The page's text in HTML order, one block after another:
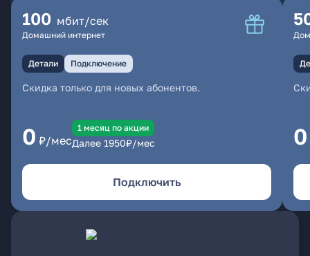
100 мбит/сек
Домашний интернет
Детали Подключение
Скидка только для новых абонентов.
0 ₽/мес
1 месяц по акции
Далее 1950₽/мес
Подключить
0